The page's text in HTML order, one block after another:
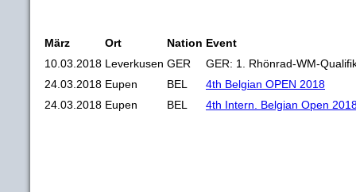
März Ort Nation Event
10.03.2018 Leverkusen GER
GER: 1. Rhönrad-WM-
24.03.2018 Eupen BEL
4th Belgian OPEN 2018
24.03.2018 Eupen BEL 4th Intern. Belgian Open